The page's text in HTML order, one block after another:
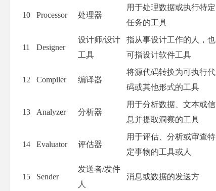
10 Processor 处理器
用于处理数据或执行特定
任务的工具
11 Designer
设计师/设计
工具
指从事设计工作的人，也
可指设计软件工具
12 Compiler 编译器
将源代码转换为可执行代
码或其他形式的工具
13 Analyzer 分析器
用于分析数据、文本或信
息并提取洞察的工具
14 Evaluator 评估器
用于评估、分析或审查特
定事物的工具或人
15 Sender
发送者/发件
人
消息或数据的发送方